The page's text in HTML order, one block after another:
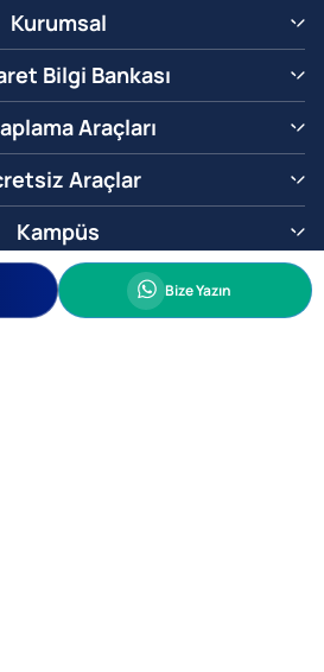
Kurumsal
Bilgi Bankası
Araçları
Araçlar
Kampüs
20 Whatsapp
Bize Yazın